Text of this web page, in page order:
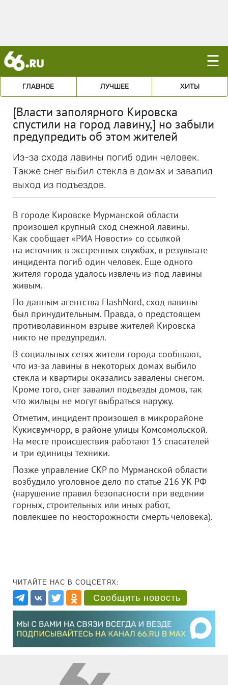
☰
ГЛАВНОЕ ЛУЧШЕЕ ХИТЫ
[Власти заполярного Кировска
спустили на город лавину,] но забыли
предупредить об этом жителей
Из-за схода лавины погиб один человек.
Также снег выбил стекла в домах и завалил
выход из подъездов.
В городе Кировске Мурманской области
произошел крупный сход снежной лавины.
Как сообщает «РИА Новости» со ссылкой
на источник в экстренных службах, в результате
инцидента погиб один человек. Еще одного
жителя города удалось извлечь из-под лавины
живым.
По данным агентства FlashNord, сход лавины
был принудительным. Правда, о предстоящем
противолавинном взрыве жителей Кировска
никто не предупредил.
В социальных сетях жители города сообщают,
что из-за лавины в некоторых домах выбило
стекла и квартиры оказались завалены снегом.
Кроме того, снег завалил подъезды домов, так
что жильцы не могут выбраться наружу.
Отметим, инцидент произошел в микрорайоне
Кукисвумчорр, в районе улицы Комсомольской.
На месте происшествия работают 13 спасателей
и три единицы техники.
Позже управление СКР по Мурманской области
возбудило уголовное дело по статье 216 УК РФ
(нарушение правил безопасности при ведении
горных, строительных или иных работ,
повлекшее по неосторожности смерть человека).
ЧИТАЙТЕ НАС В СОЦСЕТЯХ:
Сообщить новость